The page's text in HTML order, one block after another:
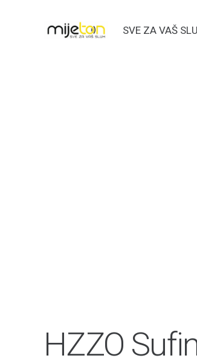
SVE ZA VAŠ
HZZO